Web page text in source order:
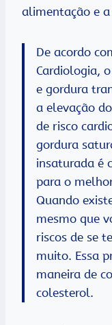
alimentação e
De acordo
Cardiologia,
e gordura
a elevação
de risco
gordura
insaturada é
para o
Quando
mesmo que
riscos de se
muito. Essa
maneira de
colesterol.